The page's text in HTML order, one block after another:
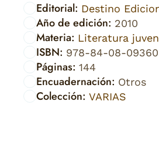
Editorial: Destino
Año de edición: 2010
Materia: Literatura
ISBN: 978-84-08-
Páginas: 144
Encuadernación: Otros
Colección: VARIAS